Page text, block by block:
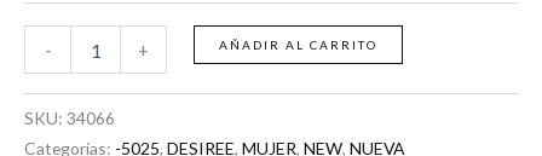
- + AÑADIR AL CARRITO
SKU: 34066
Categorías: -5025, DESIREE, MUJER, NEW, NUEVA